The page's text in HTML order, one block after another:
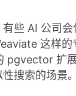
些 AI 公司会
这样的
pgvector 扩
搜索的场景。